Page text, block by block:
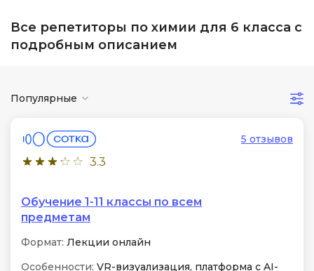
Все репетиторы по химии для 6 класса с
подробным описанием
Популярные
3.3
5 отзывов
Обучение 1-11 классы по всем
предметам
Формат: Лекции онлайн
Особенности: VR-визуализация, платформа с AI-